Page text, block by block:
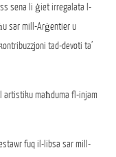
sena li ġiet irregalata l-
sar mill-Arġentier u
tad-devoti ta’
artistiku maħduma fl-injam
fuq il-libsa sar mill-